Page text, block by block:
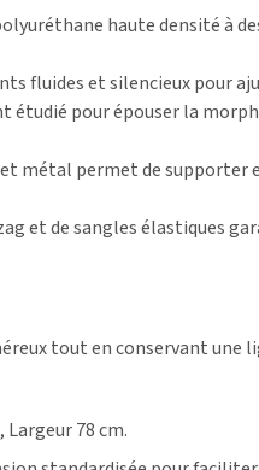
haute densité à
fluides et silencieux pour
étudié pour épouser la
métal permet de
et de sangles élastiques
tout en conservant
78 cm.